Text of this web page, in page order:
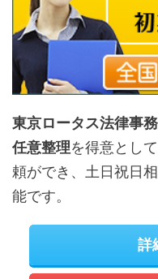
東京ロータス法律事
任意整理を得意とし
頼ができ、土日祝日
能です。
詳